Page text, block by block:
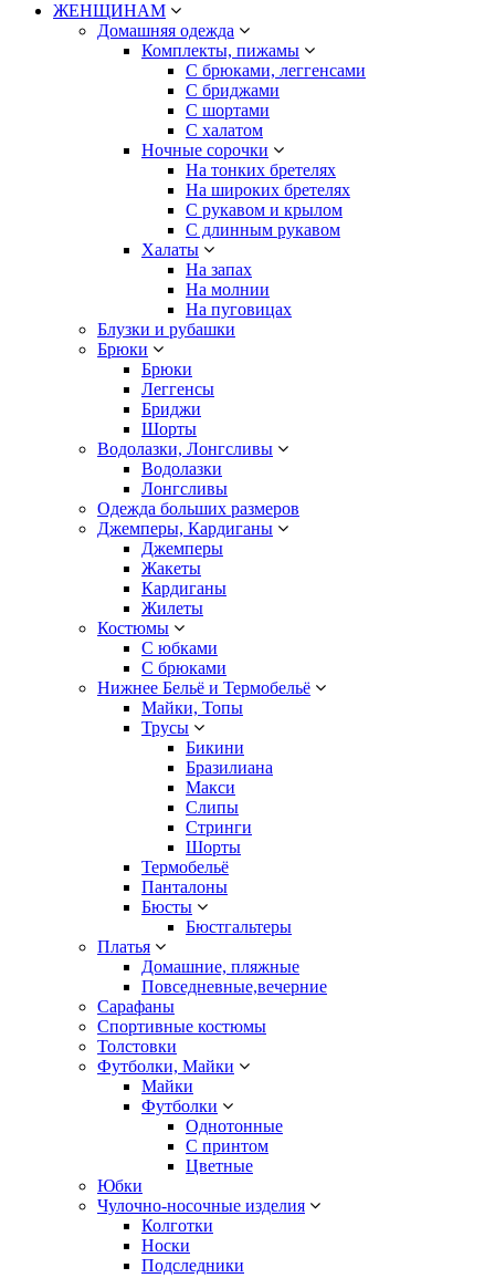
ЖЕНЩИНАМ
Домашняя одежда
Комплекты, пижамы
С брюками, леггенсами
С бриджами
С шортами
С халатом
Ночные сорочки
На тонких бретелях
На широких бретелях
С рукавом и крылом
С длинным рукавом
Халаты
На запах
На молнии
На пуговицах
Блузки и рубашки
Брюки
Брюки
Леггенсы
Бриджи
Шорты
Водолазки, Лонгсливы
Водолазки
Лонгсливы
Одежда больших размеров
Джемперы, Кардиганы
Джемперы
Жакеты
Кардиганы
Жилеты
Костюмы
С юбками
С брюками
Нижнее Бельё и Термобельё
Майки, Топы
Трусы
Бикини
Бразилиана
Макси
Слипы
Стринги
Шорты
Термобельё
Панталоны
Бюсты
Бюстгальтеры
Платья
Домашние, пляжные
Повседневные,вечерние
Сарафаны
Спортивные костюмы
Толстовки
Футболки, Майки
Майки
Футболки
Однотонные
С принтом
Цветные
Юбки
Чулочно-носочные изделия
Колготки
Носки
Подследники